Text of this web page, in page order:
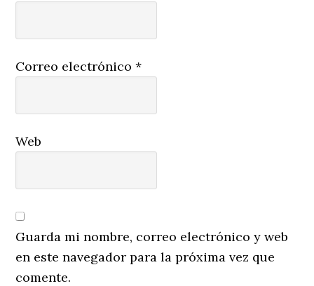
Correo electrónico*
Web
Guarda mi nombre, correo electrónico y web
en este navegador para la próxima vez que
comente.